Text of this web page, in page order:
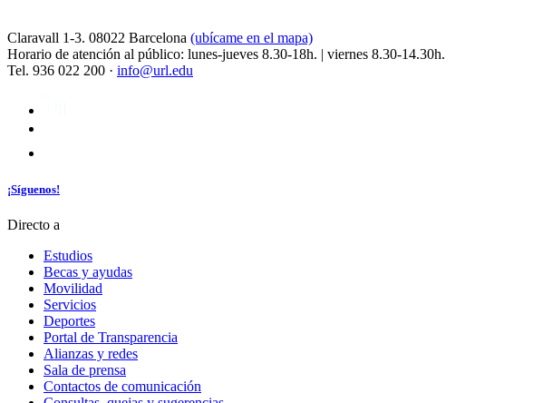
Claravall 1-3. 08022 Barcelona (ubícame en el mapa)
Horario de atención al público: lunes-jueves 8.30-18h. | viernes 8.30-14.30h.
Tel. 936 022 200 · info@url.edu
¡Síguenos!
Directo a
Estudios
Becas y ayudas
Movilidad
Servicios
Deportes
Portal de Transparencia
Alianzas y redes
Sala de prensa
Contactos de comunicación